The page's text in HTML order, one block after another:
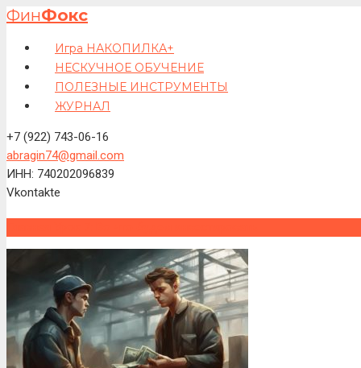
ФинФокс
Игра НАКОПИЛКА+
НЕСКУЧНОЕ ОБУЧЕНИЕ
ПОЛЕЗНЫЕ ИНСТРУМЕНТЫ
ЖУРНАЛ
+7 (922) 743-06-16
abragin74@gmail.com
ИНН: 740202096839
Vkontakte